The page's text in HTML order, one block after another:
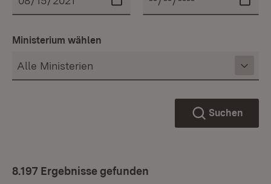
Ministerium wählen
Suchen
8.197 Ergebnisse gefunden